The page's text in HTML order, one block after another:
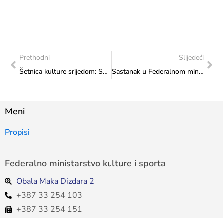
Prethodni
Šetnica kulture srijedom: Susret sa zajednicom bez barijera
Slijedeći
Sastanak u Federalnom ministarstvu kulture i sporta sa predstavnicama SFK Sarajevo 2000
Meni
Propisi
Federalno ministarstvo kulture i sporta
Obala Maka Dizdara 2
+387 33 254 103
+387 33 254 151